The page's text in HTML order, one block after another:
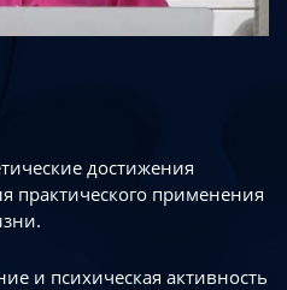
достижения
практического применения
и психическая активность